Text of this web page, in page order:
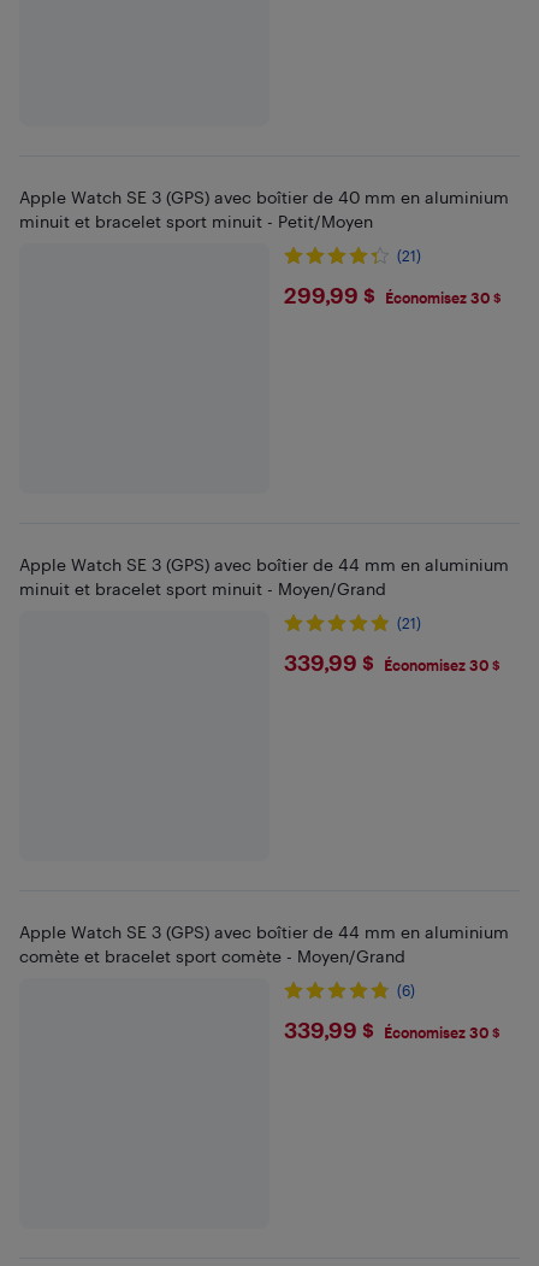
Apple Watch SE 3 (GPS) avec boîtier de 40 mm en aluminium
minuit et bracelet sport minuit - Petit/Moyen
(21)
$299.99
299,99 $ Économisez 30 $
Apple Watch SE 3 (GPS) avec boîtier de 44 mm en aluminium
minuit et bracelet sport minuit - Moyen/Grand
(21)
$339.99
339,99 $ Économisez 30 $
Apple Watch SE 3 (GPS) avec boîtier de 44 mm en aluminium
comète et bracelet sport comète - Moyen/Grand
(6)
$339.99
339,99 $ Économisez 30 $